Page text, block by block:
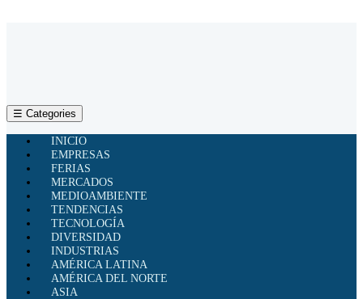
☰ Categories
INICIO
EMPRESAS
FERIAS
MERCADOS
MEDIOAMBIENTE
TENDENCIAS
TECNOLOGÍA
DIVERSIDAD
INDUSTRIAS
AMÉRICA LATINA
AMÉRICA DEL NORTE
ASIA